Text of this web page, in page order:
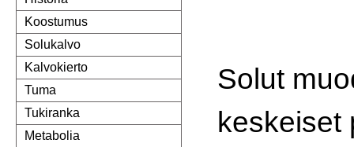
Koostumus
Solukalvo
Kalvokierto
Tuma
Tukiranka
Metabolia
Solut
keskeiset